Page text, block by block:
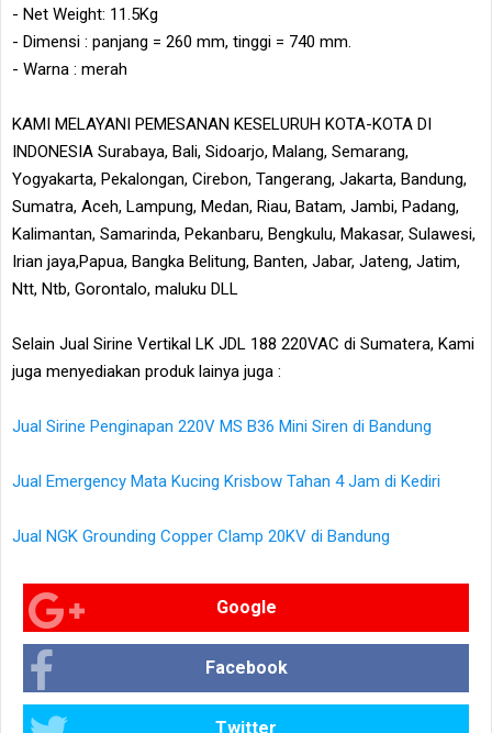
- Net Weight: 11.5Kg
- Dimensi : panjang = 260 mm, tinggi = 740 mm.
- Warna : merah
KAMI MELAYANI PEMESANAN KESELURUH KOTA-KOTA DI
INDONESIA Surabaya, Bali, Sidoarjo, Malang, Semarang,
Yogyakarta, Pekalongan, Cirebon, Tangerang, Jakarta, Bandung,
Sumatra, Aceh, Lampung, Medan, Riau, Batam, Jambi, Padang,
Kalimantan, Samarinda, Pekanbaru, Bengkulu, Makasar, Sulawesi,
Irian jaya,Papua, Bangka Belitung, Banten, Jabar, Jateng, Jatim,
Ntt, Ntb, Gorontalo, maluku DLL
Selain Jual Sirine Vertikal LK JDL 188 220VAC di Sumatera, Kami
juga menyediakan produk lainya juga :
Jual Sirine Penginapan 220V MS B36 Mini Siren di Bandung
Jual Emergency Mata Kucing Krisbow Tahan 4 Jam di Kediri
Jual NGK Grounding Copper Clamp 20KV di Bandung
Google
Facebook
Twitter